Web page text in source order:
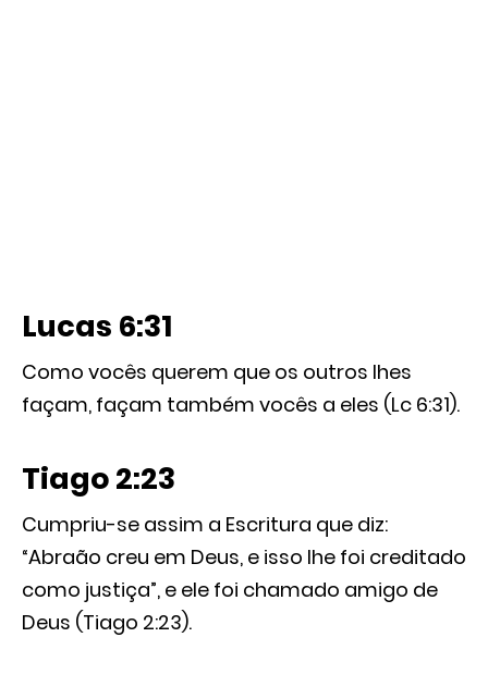
Lucas 6:31
Como vocês querem que os outros lhes
façam, façam também vocês a eles (Lc 6:31).
Tiago 2:23
Cumpriu-se assim a Escritura que diz:
“Abraão creu em Deus, e isso lhe foi creditado
como justiça”, e ele foi chamado amigo de
Deus (Tiago 2:23).